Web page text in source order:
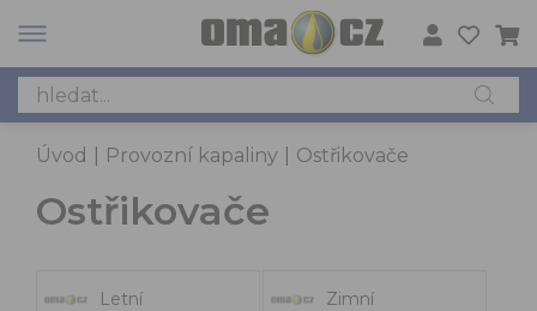
Úvod Provozní kapaliny Ostřikovače
Ostřikovače
Letní Zimní